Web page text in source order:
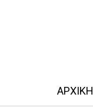
ΑΡΧΙΚΗ